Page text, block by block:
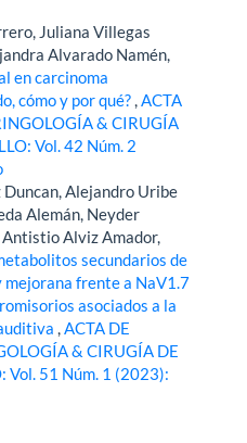
Juliana Villegas
Alvarado Namén,
en carcinoma
cómo y por qué?,ACTA
& CIRUGÍA
Vol. 42 Núm. 2
Alejandro Uribe
Alemán, Neyder
Alviz Amador,
secundarios de
frente a NaV1.7
asociados a la
,ACTA DE
& CIRUGÍA DE
Vol. 51 Núm. 1 (2023):